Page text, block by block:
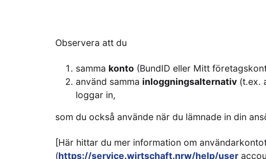
Observera att du
samma konto (BundID eller Mitt
använd samma inloggningsalternativ(t.ex.
loggar in,
som du också använde när du lämnade in din
[Här hittar du mer information om användarkontot
(https://service.wirtschaft.nrw/help/user